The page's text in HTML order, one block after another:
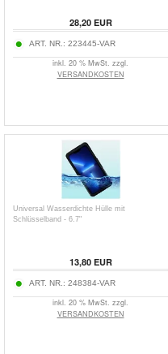
28,20EUR
ART. NR.: 223445-VAR
inkl. 20 % MwSt. zzgl.
VERSANDKOSTEN
Universal Wasserdichte Hülle mit
Schlüsselband - 6.7"
13,80EUR
ART. NR.: 248384-VAR
inkl. 20 % MwSt. zzgl.
VERSANDKOSTEN